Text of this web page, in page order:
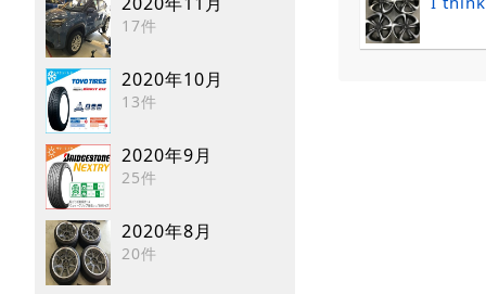
17件
2020年10月
13件
2020年9月
25件
2020年8月
20件